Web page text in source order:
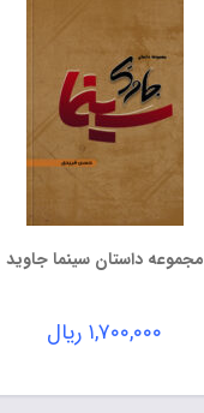
مجموعه داستان سینما جاوید
۱,۷۰۰,۰۰۰ ریال